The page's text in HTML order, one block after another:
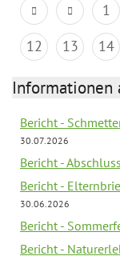
1
12
13 14
Informationen
Bericht -
30.07.2026
Bericht -
Bericht -
30.06.2026
Bericht -
Bericht -